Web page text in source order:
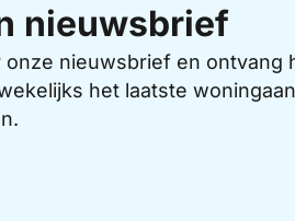
nieuwsbrief
nieuwsbrief en ontvang
het laatste